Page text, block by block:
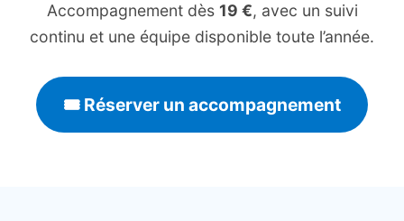
Accompagnement dès 19 €, avec un suivi
continu et une équipe disponible toute l’année.
🎟️ Réserver un accompagnement